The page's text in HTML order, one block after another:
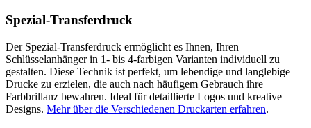
Spezial-Transferdruck
Der Spezial-Transferdruck ermöglicht es Ihnen, Ihren
Schlüsselanhänger in 1- bis 4-farbigen Varianten individuell zu
gestalten. Diese Technik ist perfekt, um lebendige und langlebige
Drucke zu erzielen, die auch nach häufigem Gebrauch ihre
Farbbrillanz bewahren. Ideal für detaillierte Logos und kreative
Designs. Mehr über die Verschiedenen Druckarten erfahren.